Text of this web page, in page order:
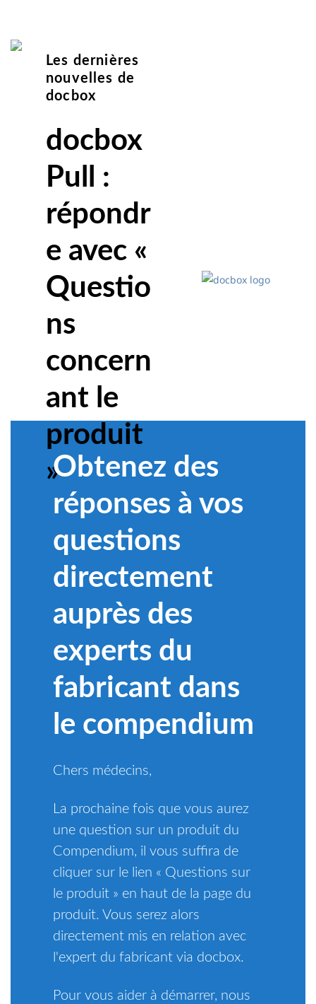
Les dernières
nouvelles de
docbox
docbox
Pull :
répondr
e avec «
Questio
ns
concern
ant le
produit
»Obtenez des
réponses à vos
questions
directement
auprès des
experts du
fabricant dans
le compendium
Chers médecins,
La prochaine fois que vous aurez
une question sur un produit du
Compendium, il vous suffira de
cliquer sur le lien « Questions sur
le produit » en haut de la page du
produit. Vous serez alors
directement mis en relation avec
l'expert du fabricant via docbox.
Pour vous aider à démarrer, nous